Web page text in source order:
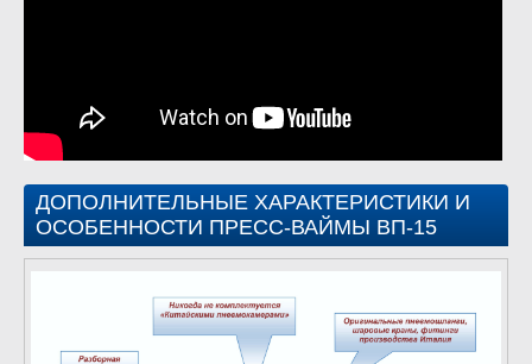
ДОПОЛНИТЕЛЬНЫЕ ХАРАКТЕРИСТИКИ И
ОСОБЕННОСТИ ПРЕСС-ВАЙМЫ ВП-15